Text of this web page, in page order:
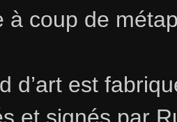
à coup de
d’art est